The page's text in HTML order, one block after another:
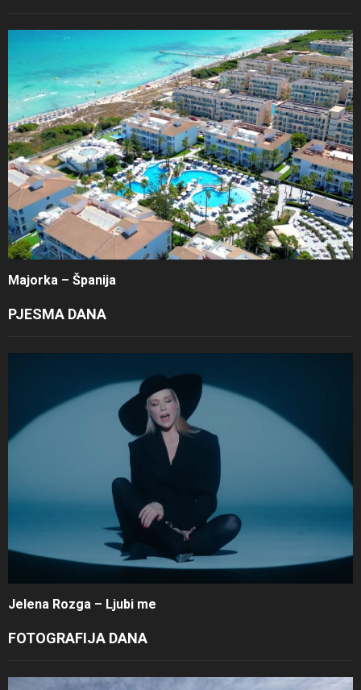
Majorka – Španija
PJESMA DANA
Jelena Rozga – Ljubi me
FOTOGRAFIJA DANA